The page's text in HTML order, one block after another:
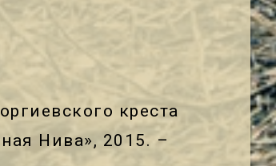
креста
Нива», 2015. –